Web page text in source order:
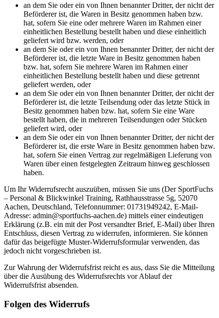
an dem Sie oder ein von Ihnen benannter Dritter, der nicht der
Beförderer ist, die Waren in Besitz genommen haben bzw.
hat, sofern Sie eine oder mehrere Waren im Rahmen einer
einheitlichen Bestellung bestellt haben und diese einheitlich
geliefert wird bzw. werden, oder
an dem Sie oder ein von Ihnen benannter Dritter, der nicht der
Beförderer ist, die letzte Ware in Besitz genommen haben
bzw. hat, sofern Sie mehrere Waren im Rahmen einer
einheitlichen Bestellung bestellt haben und diese getrennt
geliefert werden, oder
an dem Sie oder ein von Ihnen benannter Dritter, der nicht der
Beförderer ist, die letzte Teilsendung oder das letzte Stück in
Besitz genommen haben bzw. hat, sofern Sie eine Ware
bestellt haben, die in mehreren Teilsendungen oder Stücken
geliefert wird, oder
an dem Sie oder ein von Ihnen benannter Dritter, der nicht der
Beförderer ist, die erste Ware in Besitz genommen haben bzw.
hat, sofern Sie einen Vertrag zur regelmäßigen Lieferung von
Waren über einen festgelegten Zeitraum hinweg geschlossen
haben.
Um Ihr Widerrufsrecht auszuüben, müssen Sie uns (Der SportFuchs
– Personal & Blickwinkel Training, Rathhausstrasse 5g, 52070
Aachen, Deutschland, Telefonnummer: 01731949242, E-Mail-
Adresse: admin@sportfuchs-aachen.de) mittels einer eindeutigen
Erklärung (z.B. ein mit der Post versandter Brief, E-Mail) über Ihren
Entschluss, diesen Vertrag zu widerrufen, informieren. Sie können
dafür das beigefügte Muster-Widerrufsformular verwenden, das
jedoch nicht vorgeschrieben ist.
Zur Wahrung der Widerrufsfrist reicht es aus, dass Sie die Mitteilung
über die Ausübung des Widerrufsrechts vor Ablauf der
Widerrufsfrist absenden.
Folgen des Widerrufs